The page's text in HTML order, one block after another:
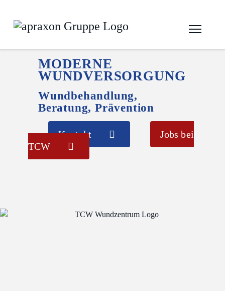
MODERNE
WUNDVERSORGUNG
Wundbehandlung,
Beratung, Prävention
Kontakt
Jobs bei
TCW